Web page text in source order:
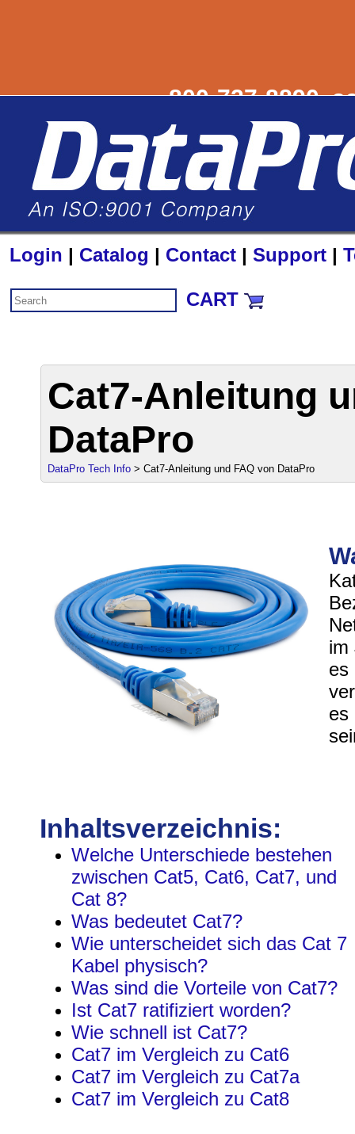
800-727-8890
Login | Catalog | Contact | Support |
CART
Cat7-Anleitung
DataPro
DataPro Tech Info > Cat7-Anleitung und FAQ von DataPro
im
es
es
Inhaltsverzeichnis:
Welche Unterschiede bestehen
zwischen Cat5, Cat6, Cat7, und
Cat 8?
Was bedeutet Cat7?
Wie unterscheidet sich das Cat 7
Kabel physisch?
Was sind die Vorteile von Cat7?
Ist Cat7 ratifiziert worden?
Wie schnell ist Cat7?
Cat7 im Vergleich zu Cat6
Cat7 im Vergleich zu Cat7a
Cat7 im Vergleich zu Cat8